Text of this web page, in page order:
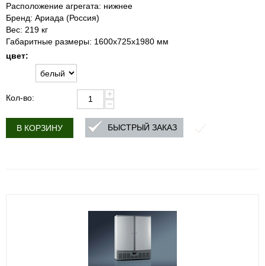
Расположение агрегата: нижнее
Бренд: Ариада (Россия)
Вес: 219 кг
Габаритные размеры: 1600х725х1980 мм
цвет:
Кол-во:
+
−
В КОРЗИНУ БЫСТРЫЙ ЗАКАЗ